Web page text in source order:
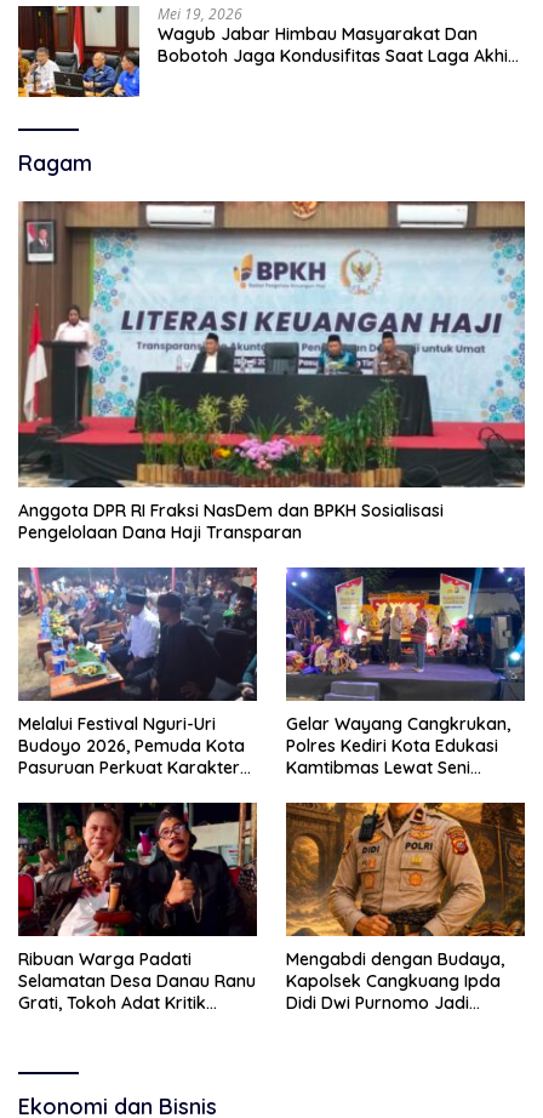
Mei 19, 2026
Wagub Jabar Himbau Masyarakat Dan
Bobotoh Jaga Kondusifitas Saat Laga Akhir
Ragam
Anggota DPR RI Fraksi NasDem dan BPKH Sosialisasi
Pengelolaan Dana Haji Transparan
Melalui Festival Nguri-Uri
Budoyo 2026, Pemuda Kota
Pasuruan Perkuat Karakter
Narkoba
Gelar Wayang Cangkrukan,
Polres Kediri Kota Edukasi
Kamtibmas Lewat Seni
Ribuan Warga Padati
Selamatan Desa Danau Ranu
Grati, Tokoh Adat Kritik
Mengabdi dengan Budaya,
Kapolsek Cangkuang Ipda
Didi Dwi Purnomo Jadi
Ekonomi dan Bisnis